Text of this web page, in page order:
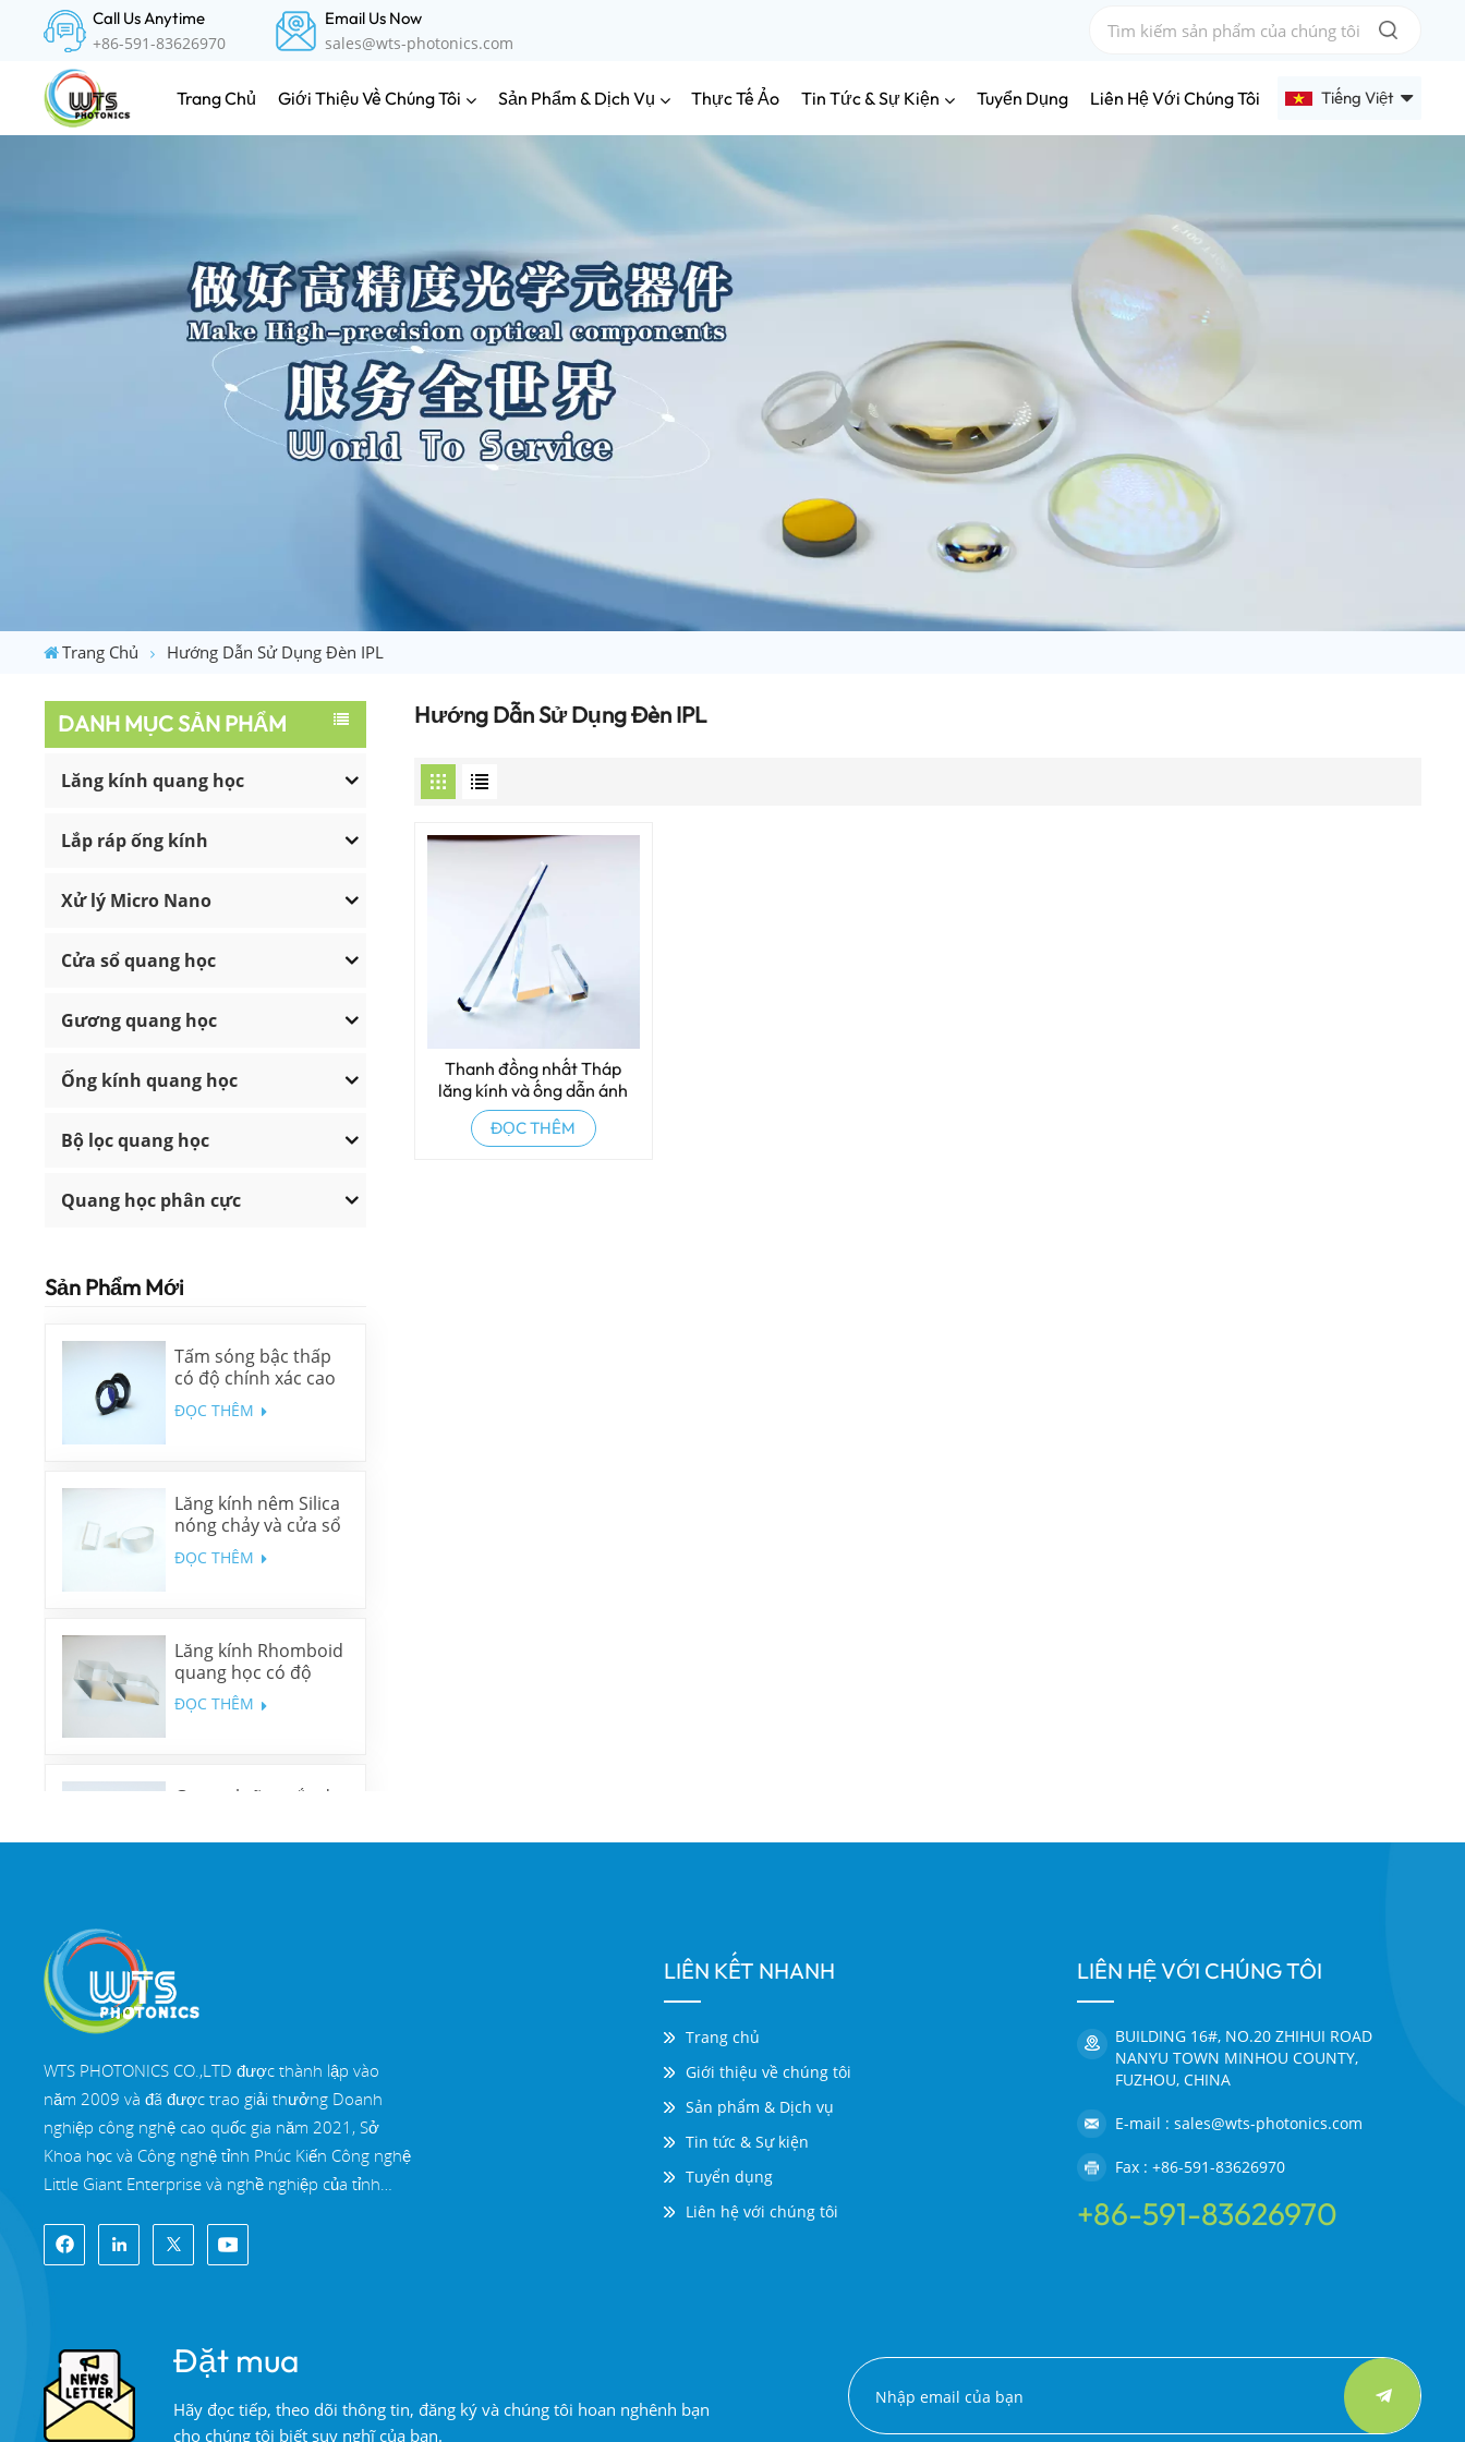
Call Us Anytime
+86-591-83626970
Email Us Now
sales@wts-photonics.com
Trang Chủ Giới Thiệu Về Chúng Tôi Sản Phẩm & Dịch Vụ Thực Tế Ảo Tin Tức & Sự Kiện Tuyển Dụng Liên Hệ Với Chúng Tôi Tiếng Việt
中文
Trang Chủ Hướng Dẫn Sử Dụng Đèn IPL
DANH MỤC SẢN PHẨM
Lăng kính quang học
Lắp ráp ống kính
Xử lý Micro Nano
Cửa sổ quang học
Gương quang học
Ống kính quang học
Bộ lọc quang học
Quang học phân cực
Sản Phẩm Mới
Tấm sóng bậc thấp
có độ chính xác cao
ĐỌC THÊM
Lăng kính nêm Silica
nóng chảy và cửa sổ
nêm N-BK7
ĐỌC THÊM
Lăng kính Rhomboid
quang học có độ
chính xác cao
ĐỌC THÊM
Gương lưỡng sắc đa
Hướng Dẫn Sử Dụng Đèn IPL
Thanh đồng nhất Tháp
lăng kính và ống dẫn ánh
sáng và đèn IPL
ĐỌC THÊM
WTS PHOTONICS CO.,LTD được thành lập vào
năm 2009 và đã được trao giải thưởng Doanh
nghiệp công nghệ cao quốc gia năm 2021, Sở
Khoa học và Công nghệ tỉnh Phúc Kiến Công nghệ
Little Giant Enterprise và nghề nghiệp của tỉnh
hóa-đổi mới vào năm 2022. WTS định vị tại Thành
phố ven biển Đông Nam xinh đẹp, Phúc Châu,
chuẩn, một nhóm của đội ngũ kỹ thuật lành nghề
và một hệ thống xử lý quang học hoàn chỉnh, hệ
thống sơn phủ, hệ thống lắp ráp và hệ thống kiểm
LIÊN KẾT NHANH
Trang chủ
Giới thiệu về chúng tôi
Sản phẩm & Dịch vụ
Tin tức & Sự kiện
Tuyển dụng
Liên hệ với chúng tôi
LIÊN HỆ VỚI CHÚNG TÔI
BUILDING 16#, NO.20 ZHIHUI ROAD
NANYU TOWN MINHOU COUNTY,
FUZHOU, CHINA
E-mail : sales@wts-photonics.com
Fax : +86-591-83626970
+86-591-83626970
Đặt mua
Hãy đọc tiếp, theo dõi thông tin, đăng ký và chúng tôi hoan nghênh bạn
cho chúng tôi biết suy nghĩ của bạn.